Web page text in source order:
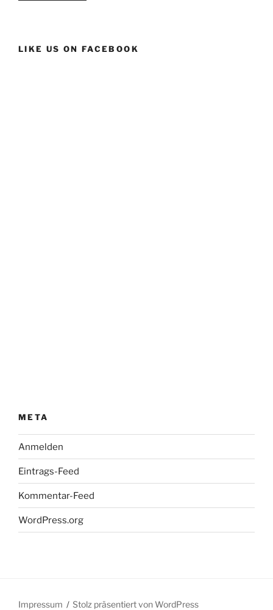
LIKE US ON FACEBOOK
META
Anmelden
Eintrags-Feed
Kommentar-Feed
WordPress.org
Impressum Stolz präsentiert von WordPress